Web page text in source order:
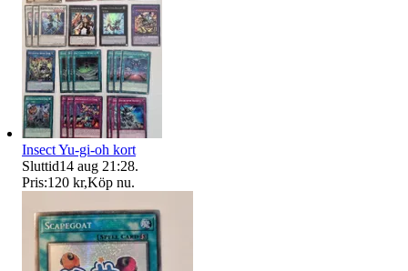
Insect Yu-gi-oh kort
Sluttid14 aug 21:28.
Pris:120 kr,Köp nu.